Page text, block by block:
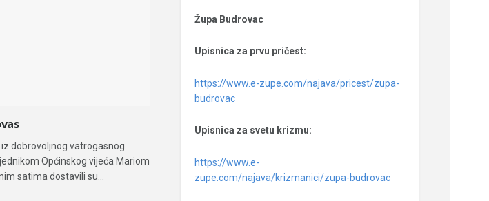
dobrovoljnog vatrogasnog
Općinskog vijeća Mariom
satima dostavili su...
Župa Budrovac
Upisnica za prvu pričest:
https://www.e-zupe.com/najava/pricest/zupa-
budrovac
Upisnica za svetu krizmu:
https://www.e-
zupe.com/najava/krizmanici/zupa-budrovac